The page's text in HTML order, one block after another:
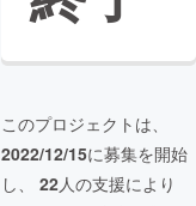
このプロジェクトは、
2022/12/15に募集を開始
し、 22人の支援により